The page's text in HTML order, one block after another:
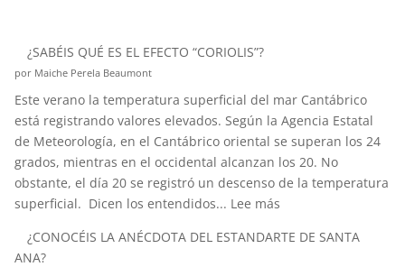
¿SABÉIS QUÉ ES EL EFECTO “CORIOLIS”?
por Maiche Perela Beaumont
Este verano la temperatura superficial del mar Cantábrico
está registrando valores elevados. Según la Agencia Estatal
de Meteorología, en el Cantábrico oriental se superan los 24
grados, mientras en el occidental alcanzan los 20. No
obstante, el día 20 se registró un descenso de la temperatura
superficial. Dicen los entendidos... Lee más:
QUÉ
¿CONOCÉIS LA ANÉCDOTA DEL ESTANDARTE DE SANTA
ANA?